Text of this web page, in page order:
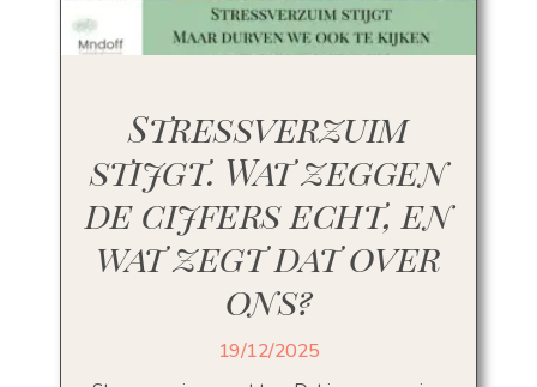
Stressverzuim
stijgt. Wat zeggen
de cijfers echt, en
wat zegt dat over
ons?
19/12/2025